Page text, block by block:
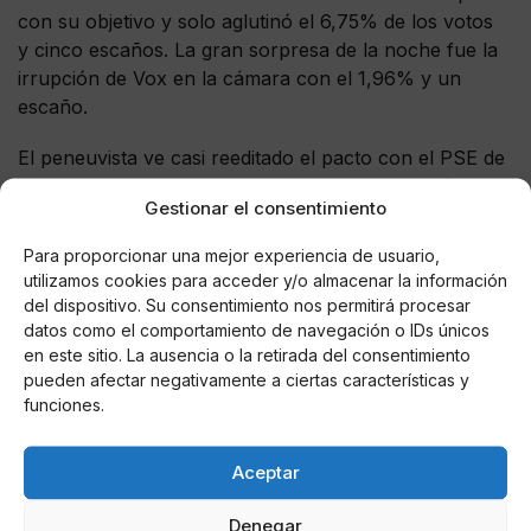
Gestionar el consentimiento
Para proporcionar una mejor experiencia de usuario,
utilizamos cookies para acceder y/o almacenar la información
del dispositivo. Su consentimiento nos permitirá procesar
datos como el comportamiento de navegación o IDs únicos
en este sitio. La ausencia o la retirada del consentimiento
pueden afectar negativamente a ciertas características y
funciones.
Aceptar
Denegar
con su objetivo y solo aglutinó el 6,75% de los votos
y cinco escaños. La gran sorpresa de la noche fue la
irrupción de Vox en la cámara con el 1,96% y un
escaño.
El peneuvista ve casi reeditado el pacto con el PSE de
Idoia Mendia para repetir el gobierno de coalición de la
XI legislatura con una clara diferencia: tienen mayoría
absoluta, fijada en 38 escaños. E
AUTOR
Miguel P. Montes
Noticias relacionadas